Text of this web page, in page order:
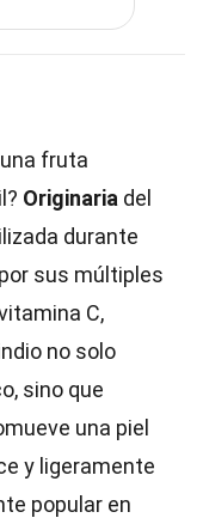
fruta
Originaria del
durante
sus múltiples
C,
no solo
sino que
una piel
y ligeramente
popular en